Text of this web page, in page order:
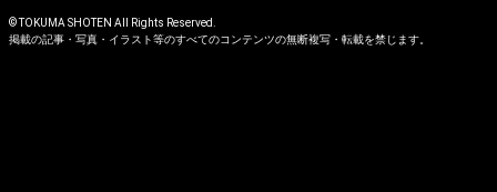
© TOKUMA SHOTEN All Rights Reserved.
掲載の記事・写真・イラスト等のすべてのコンテンツの無断複写・転載を禁じます。